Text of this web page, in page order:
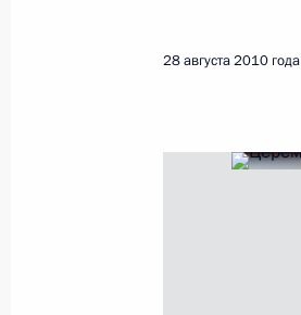
28 августа 2010 года